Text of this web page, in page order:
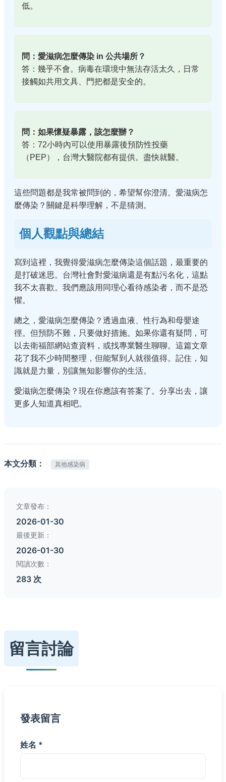
低。
問：愛滋病怎麼傳染 in 公共場所？
答：幾乎不會。病毒在環境中無法存活太久，日常
接觸如共用文具、門把都是安全的。
問：如果懷疑暴露，該怎麼辦？
答：72小時內可以使用暴露後預防性投藥
（PEP），台灣大醫院都有提供。盡快就醫。
這些問題都是我常被問到的，希望幫你澄清。愛滋病怎
麼傳染？關鍵是科學理解，不是猜測。
個人觀點與總結
寫到這裡，我覺得愛滋病怎麼傳染這個話題，最重要的
是打破迷思。台灣社會對愛滋病還是有點污名化，這點
我不太喜歡。我們應該用同理心看待感染者，而不是恐
懼。
總之，愛滋病怎麼傳染？透過血液、性行為和母嬰途
徑。但預防不難，只要做好措施。如果你還有疑問，可
以去衛福部網站查資料，或找專業醫生聊聊。這篇文章
花了我不少時間整理，但能幫到人就很值得。記住，知
識就是力量，別讓無知影響你的生活。
愛滋病怎麼傳染？現在你應該有答案了。分享出去，讓
更多人知道真相吧。
本文分類： 其他感染病
文章發布：
2026-01-30
最後更新：
2026-01-30
閱讀次數：
283 次
留言討論
發表留言
姓名 *